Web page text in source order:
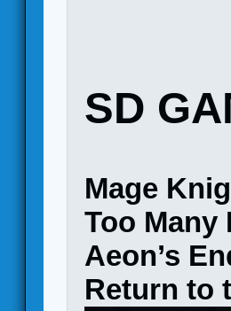
SD
Mage
Too Many
Aeon’s
Return to